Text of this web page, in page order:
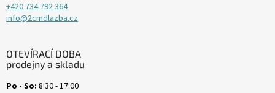
+420 734 792 364
info@2cmdlazba.cz
OTEVÍRACÍ DOBA
prodejny a skladu
Po - So: 8:30 - 17:00